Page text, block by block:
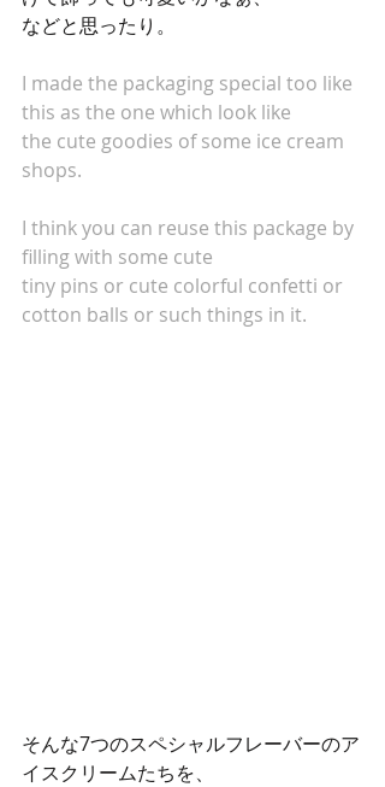
などと思ったり。
I made the packaging special too like
this as the one which look like
the cute goodies of some ice cream
shops.
I think you can reuse this package by
filling with some cute
tiny pins or cute colorful confetti or
cotton balls or such things in it.
そんな7つのスペシャルフレーバーのア
イスクリームたちを、